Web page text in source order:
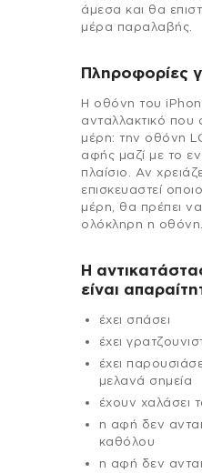
άμεσα και θα
μέρα παραλαβής.
Πληροφορίες
Η οθόνη του
ανταλλακτικό που
μέρη: την οθόνη
αφής μαζί με το
πλαίσιο. Αν
επισκευαστεί
μέρη, θα πρέπει
ολόκληρη η οθόνη.
Η
είναι
έχει σπάσει
έχει
έχει
μελανά σημεία
έχουν χαλάσει
η αφή δεν
καθόλου
η αφή δεν